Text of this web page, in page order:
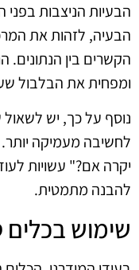
הבעיות הניצבות
הבעיה, לזהות את
הקשרים בין
ומפחית את הבלבול
נוסף על כך, יש לשאול
לחשיבה מעמיקה
יקרה אם?" עשויות
להבנה מתמטית.
שימוש בכלים